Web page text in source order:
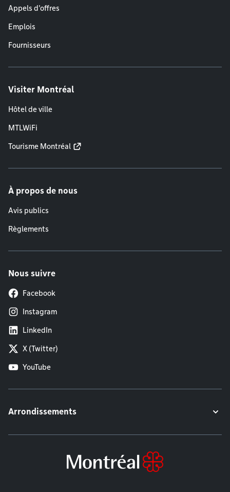
Appels d'offres
Emplois
Fournisseurs
Visiter Montréal
Hôtel de ville
MTLWiFi
Tourisme Montréal
À propos de nous
Avis publics
Règlements
Nous suivre
Facebook
Instagram
LinkedIn
X (Twitter)
YouTube
Arrondissements